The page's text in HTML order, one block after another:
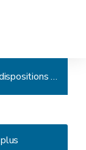
Décret modifiant certaines dispositions de la loi organique des centres publics d'action sociale du 8 juillet 1976 en vue de renforcer la gouvernance et la transparence dans l'exécution des mandats publics